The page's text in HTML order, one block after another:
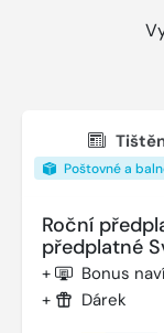
Poštovné a
Roční
předplatné
+ Bonus
+ Dárek